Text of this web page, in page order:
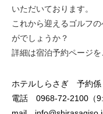
いただいております。
これから迎えるゴルフ
がでしょうか？
詳細は宿泊予約ページを
ホテルしらさぎ 予約係
電話 0968-72-2100（